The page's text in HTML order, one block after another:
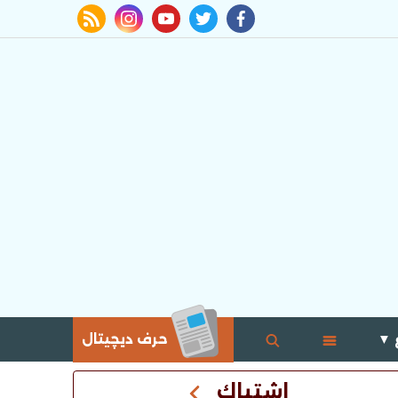
facebook
twitter
youtube
instagram
rss feed
▼ حرف ديچيتال
اشتباك